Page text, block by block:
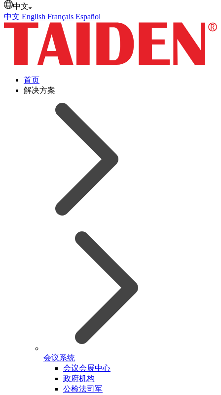
中文
中文 English Français Español
首页
解决方案
会议系统
会议会展中心
政府机构
公检法司军